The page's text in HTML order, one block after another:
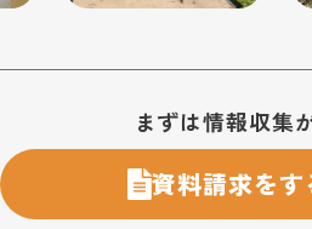
まずは情報収集
資料請求をす